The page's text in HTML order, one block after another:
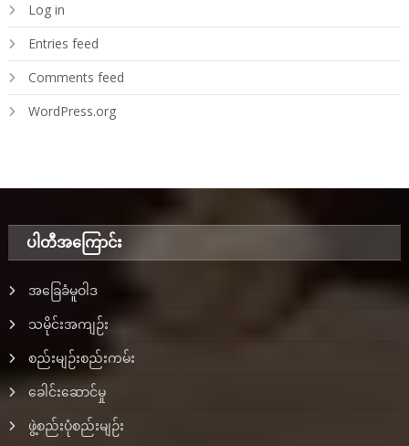
Log in
Entries feed
Comments feed
WordPress.org
ပါတီအ‌ကြောင်း
အခြေခံမူဝါဒ
သမိုင်းအကျဉ်း
စည်းမျဉ်းစည်းကမ်း
ခေါင်းဆောင်မှု
ဖွဲ့စည်းပုံစည်းမျဉ်း